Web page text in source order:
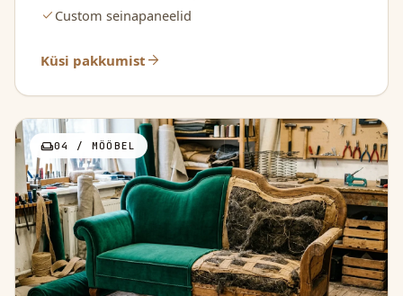
check Custom seinapaneelid
Küsi pakkumist arrow_forward
weekend04 / MÖÖBEL